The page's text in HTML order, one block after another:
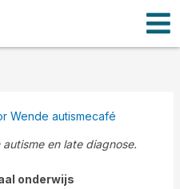
Wende autismecafé
en late diagnose.
onderwijs